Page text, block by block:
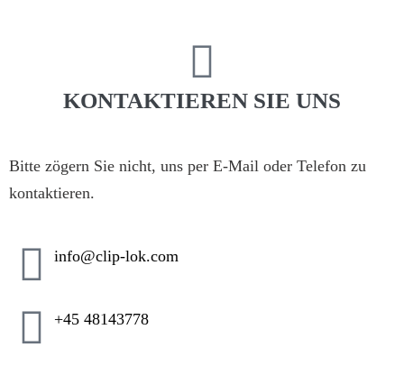
KONTAKTIEREN SIE UNS
Bitte zögern Sie nicht, uns per E-Mail oder Telefon zu
kontaktieren.
info@clip-lok.com
+45 48143778